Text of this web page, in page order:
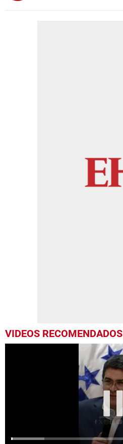
VIDEOS RECOMENDADOS